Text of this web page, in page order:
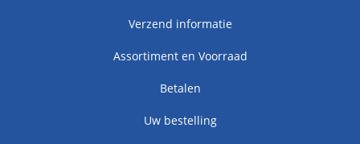
Verzend informatie
Assortiment en Voorraad
Betalen
Uw bestelling